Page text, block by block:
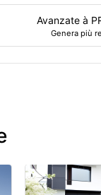
Avanzate à
Genera più